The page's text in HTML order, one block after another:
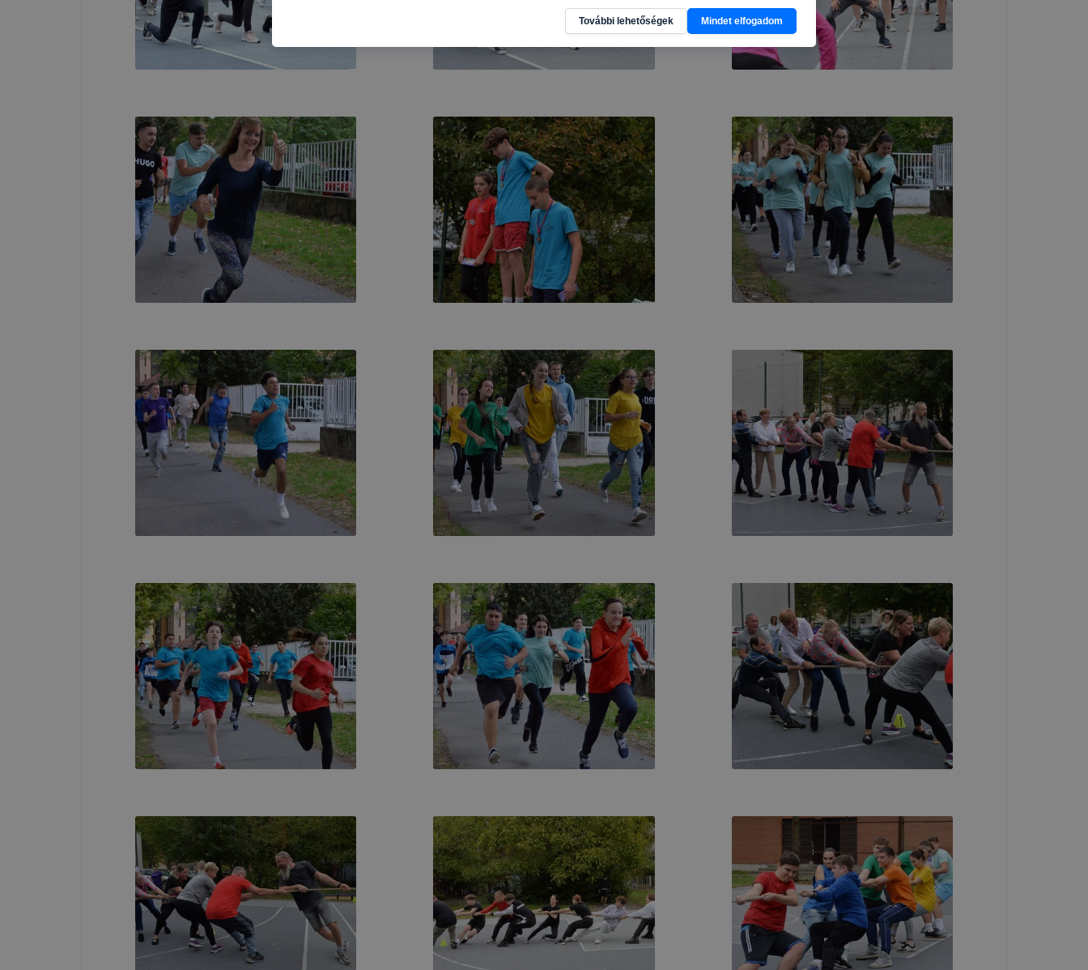
részeit látogatja, vagy használja leginkább, így megtudhatjuk, hogyan
biztosítsunk Önnek még jobb felhasználói élményt, ha ismét meglátogatja
oldalunkat, honlap fejlesztése. Hogyan ellenőrizheti és hogyan tudja kikapcsolni a
cookie-kat? Minden modern böngésző engedélyezi a cookie-k beállításának a
mivel a cookie-k célja honlapunk használhatóságának és folyamatainak
megkönnyítése vagy lehetővé tétele, a cookie-k alkalmazásának
megakadályozása vagy törlése által előfordulhat, hogy felhasználóink nem
lesznek képesek honlapunk funkcióinak teljes körű használatára, vagy a honlap a
tervezettől eltérően fog működni böngészőjében.
További lehetőségek Mindet elfogadom